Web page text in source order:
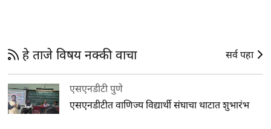
हे ताजे विषय नक्की वाचा सर्व पहा
एसएनडीटी पुणे
एसएनडीटीत वाणिज्य विद्यार्थी संघाचा थाटात शुभारंभ